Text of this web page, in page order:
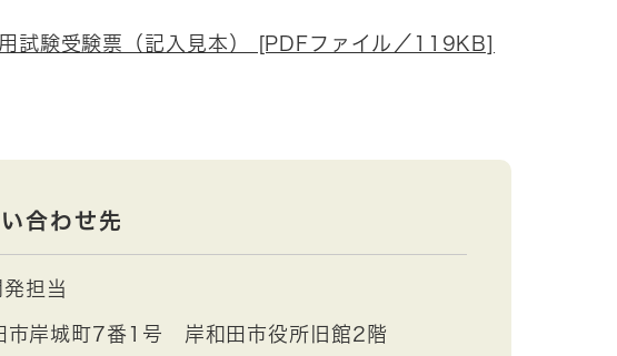
試験受験票（記入見本） [PDFファイル／119KB]
合わせ先
担当
市岸城町7番1号 岸和田市役所旧館2階